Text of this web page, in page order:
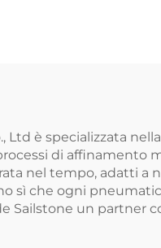
Ltd è specializzata
di affinamento
nel tempo, adatti
sì che ogni
Sailstone un partner